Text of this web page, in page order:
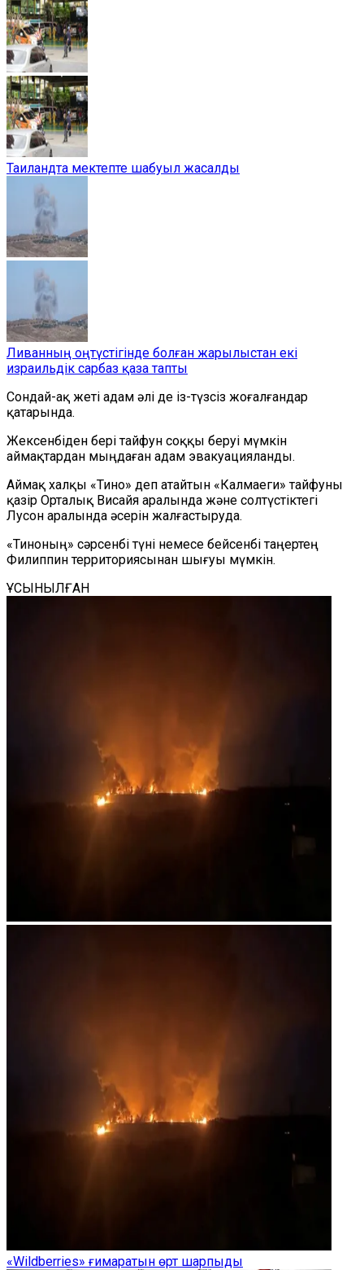
Таиландта мектепте шабуыл жасалды
Ливанның оңтүстігінде болған жарылыстан екі
израильдік сарбаз қаза тапты
Сондай-ақ жеті адам әлі де із-түзсіз жоғалғандар
қатарында.
Жексенбіден бері тайфун соққы беруі мүмкін
аймақтардан мыңдаған адам эвакуацияланды.
Аймақ халқы «Тино» деп атайтын «Калмаеги» тайфуны
қазір Орталық Висайя аралында және солтүстіктегі
Лусон аралында әсерін жалғастыруда.
«Тиноның» сәрсенбі түні немесе бейсенбі таңертең
Филиппин территориясынан шығуы мүмкін.
ҰСЫНЫЛҒАН
«Wildberries» ғимаратын өрт шарпыды